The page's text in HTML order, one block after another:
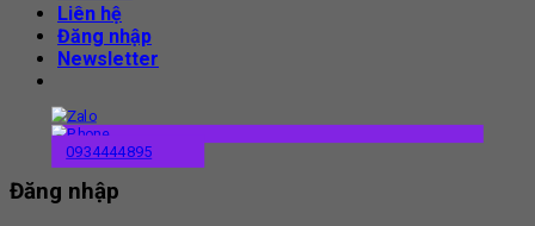
Liên hệ
Đăng nhập
Newsletter
0934444895
Đăng nhập